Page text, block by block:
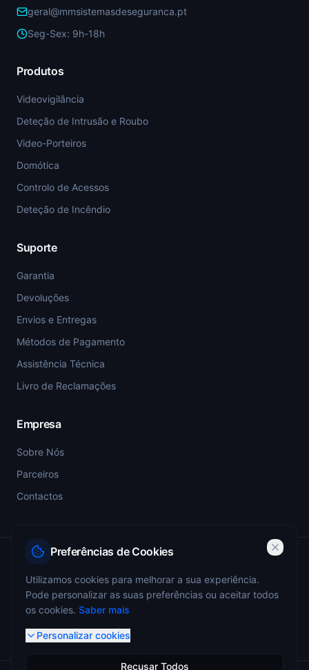
geral@mmsistemasdeseguranca.pt
Seg-Sex: 9h-18h
Produtos
Videovigilância
Deteção de Intrusão e Roubo
Video-Porteiros
Domótica
Controlo de Acessos
Deteção de Incêndio
Suporte
Garantia
Devoluções
Envios e Entregas
Métodos de Pagamento
Assistência Técnica
Livro de Reclamações
Empresa
Sobre Nós
Parceiros
Contactos
ANEPC — Portaria 773/2009 — Registo nº 4349
Preferências de Cookies
Utilizamos cookies para melhorar a sua experiência.
Pode personalizar as suas preferências ou aceitar todos
os cookies. Saber mais
Personalizar cookies
Recusar Todos